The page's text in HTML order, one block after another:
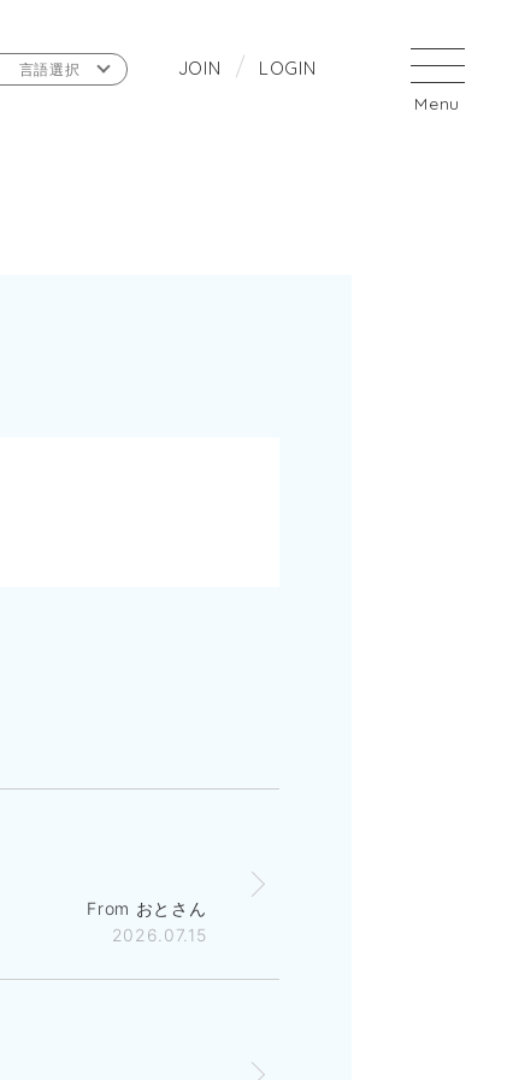
JOIN LOGIN
言語選択
From おとさん
2026.07.15